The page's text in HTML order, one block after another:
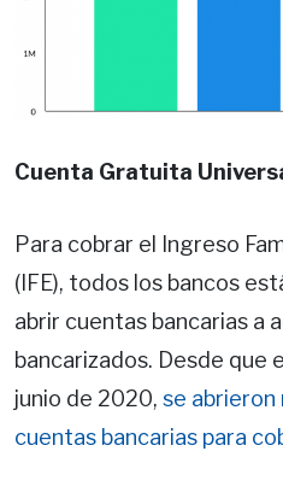
Cuenta Gratuita
Para cobrar el Ingreso
(IFE), todos los bancos
abrir cuentas bancarias a
bancarizados. Desde que
junio de 2020, se abrieron
cuentas bancarias para